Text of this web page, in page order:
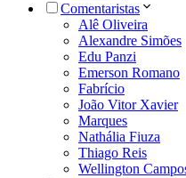
Comentaristas
Alê Oliveira
Alexandre Simões
Edu Panzi
Emerson Romano
Fabrício
João Vitor Xavier
Marques
Nathália Fiuza
Thiago Reis
Wellington